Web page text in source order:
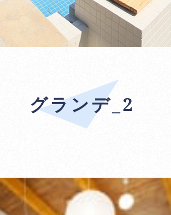
グランデ_2